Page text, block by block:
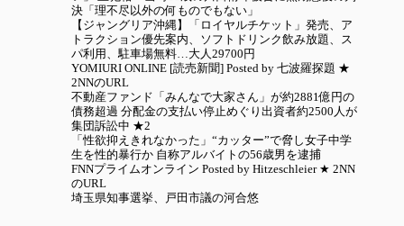
決「理不尽以外の何ものでもない」
【ジャングリア沖縄】「ロイヤルチケット」発売、ア
トラクション優先案内、ソフトドリンク飲み放題、ス
パ利用、駐車場無料…大人29700円
YOMIURI ONLINE [読売新聞] Posted by 七波羅探題 ★
2NNのURL
不動産ファンド「みんなで大家さん」が約2881億円の
債務超過 分配金の支払い停止めぐり出資者約2500人が
集団訴訟中 ★2
「性欲抑えきれなかった」“カッター”で脅し女子中学
生を性的暴行か 自称アルバイトの56歳男を逮捕
FNNプライムオンライン Posted by Hitzeschleier ★ 2NN
のURL
埼玉県知事選挙、戸田市議の河合悠